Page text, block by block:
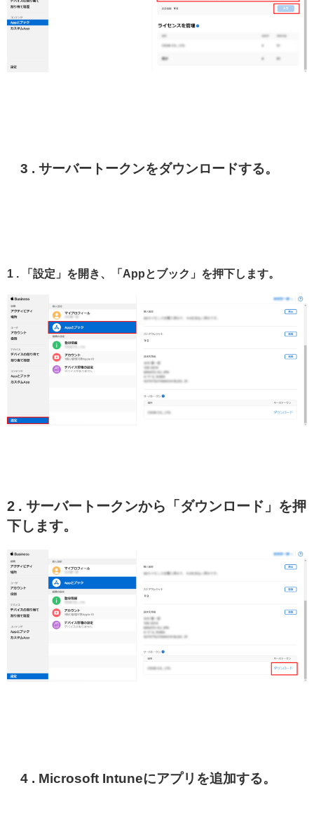
3 . サーバートークンをダウンロードする。
1 . 「設定」を開き、「Appとブック」を押下します。
2 . サーバートークンから「ダウンロード」を押
下します。
4 . Microsoft Intuneにアプリを追加する。